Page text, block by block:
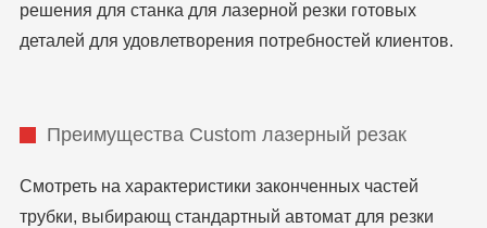
решения для станка для лазерной резки готовых
деталей для удовлетворения потребностей клиентов.
Преимущества Custom лазерный резак
Смотреть на характеристики законченных частей
трубки, выбирающ стандартный автомат для резки